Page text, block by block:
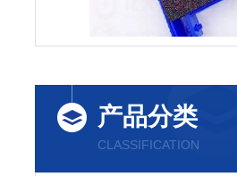
产品分类
CLASSIFICATION